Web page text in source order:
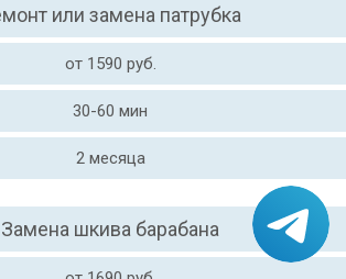
или замена патрубка
от 1590 руб.
30-60 мин
2 месяца
Замена шкива барабана